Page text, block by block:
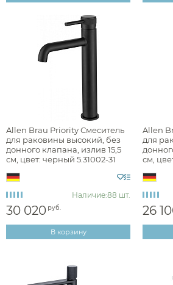
на раковину или
Донный клапан
Длина излива, см
Высота излива, см
Allen Brau Priority Смеситель
для раковины высокий, без
донного клапана, излив 15,5
см, цвет: черный 5.31002-31
Наличие:88 шт.
30 020 руб.
В корзину
Allen
для
см,
26